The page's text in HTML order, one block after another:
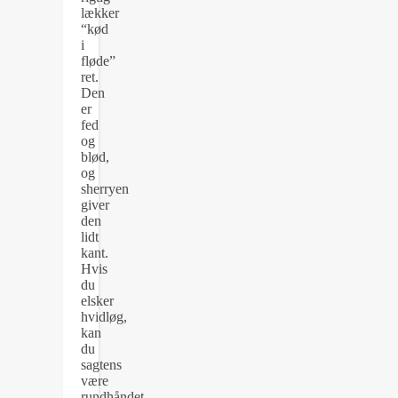
lækker
“kød
i
fløde”
ret.
Den
er
fed
og
blød,
og
sherryen
giver
den
lidt
kant.
Hvis
du
elsker
hvidløg,
kan
du
sagtens
være